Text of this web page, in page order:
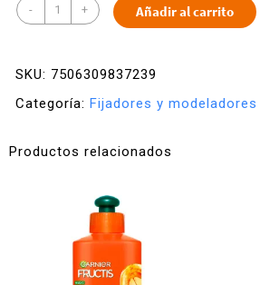
- + Añadir al carrito
SKU: 7506309837239
Categoría: Fijadores y modeladores
Productos relacionados